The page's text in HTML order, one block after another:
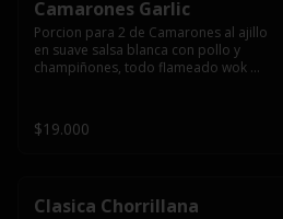
Camarones Garlic
Porcion para 2 de Camarones al ajillo
en suave salsa blanca con pollo y
champiñones, todo flameado wok
$19.000
Clasica Chorrillana